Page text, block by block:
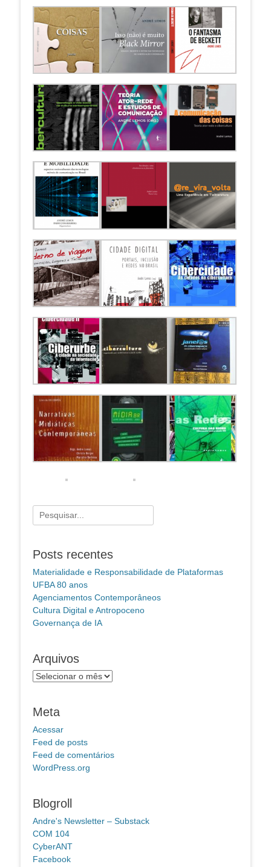
Pesquisar
por:
Posts recentes
Materialidade e Responsabilidade de Plataformas
UFBA 80 anos
Agenciamentos Contemporâneos
Cultura Digital e Antropoceno
Governança de IA
Arquivos
Arquivos
Meta
Acessar
Feed de posts
Feed de comentários
WordPress.org
Blogroll
Andre's Newsletter – Substack
COM 104
CyberANT
Facebook